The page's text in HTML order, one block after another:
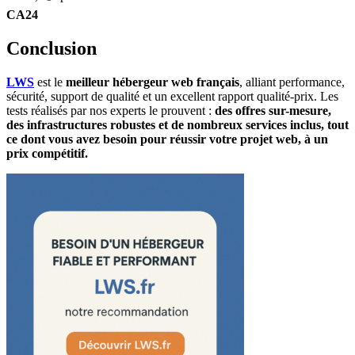
CA24
Conclusion
LWS est le meilleur hébergeur web français, alliant performance,
sécurité, support de qualité et un excellent rapport qualité-prix. Les
tests réalisés par nos experts le prouvent : des offres sur-mesure,
des infrastructures robustes et de nombreux services inclus, tout
ce dont vous avez besoin pour réussir votre projet web, à un
prix compétitif.